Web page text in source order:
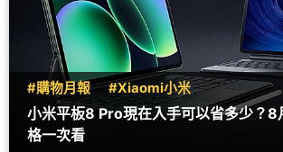
#購物月報 #Xiaomi小米
小米平板8 Pro現在入手可以省多少？8
格一次看